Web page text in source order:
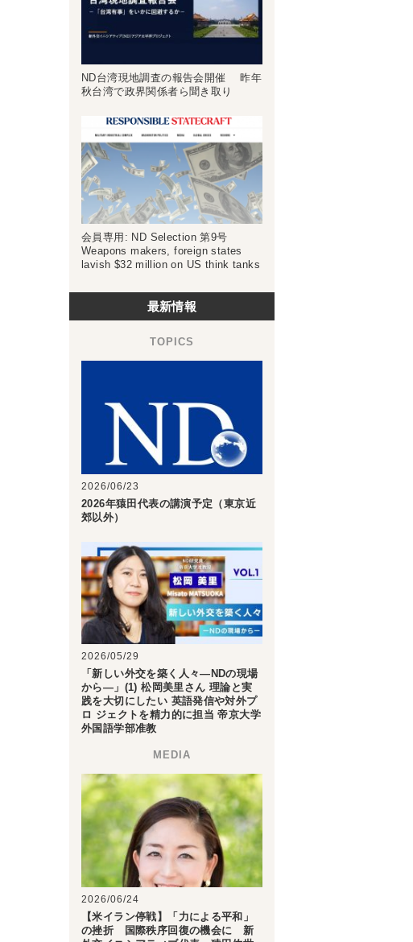
ND台湾現地調査の報告会開催 昨年
秋台湾で政界関係者ら聞き取り
会員専用: ND Selection 第9号
Weapons makers, foreign states
lavish $32 million on US think tanks
最新情報
2026/06/23
2026年猿田代表の講演予定（東京近
郊以外）
2026/05/29
「新しい外交を築く人々―NDの現場
から―」(1) 松岡美里さん 理論と実
践を大切にしたい 英語発信や対外プ
ロ ジェクトを精力的に担当 帝京大学
外国語学部准教
2026/06/24
【米イラン停戦】「力による平和」
の挫折 国際秩序回復の機会に 新